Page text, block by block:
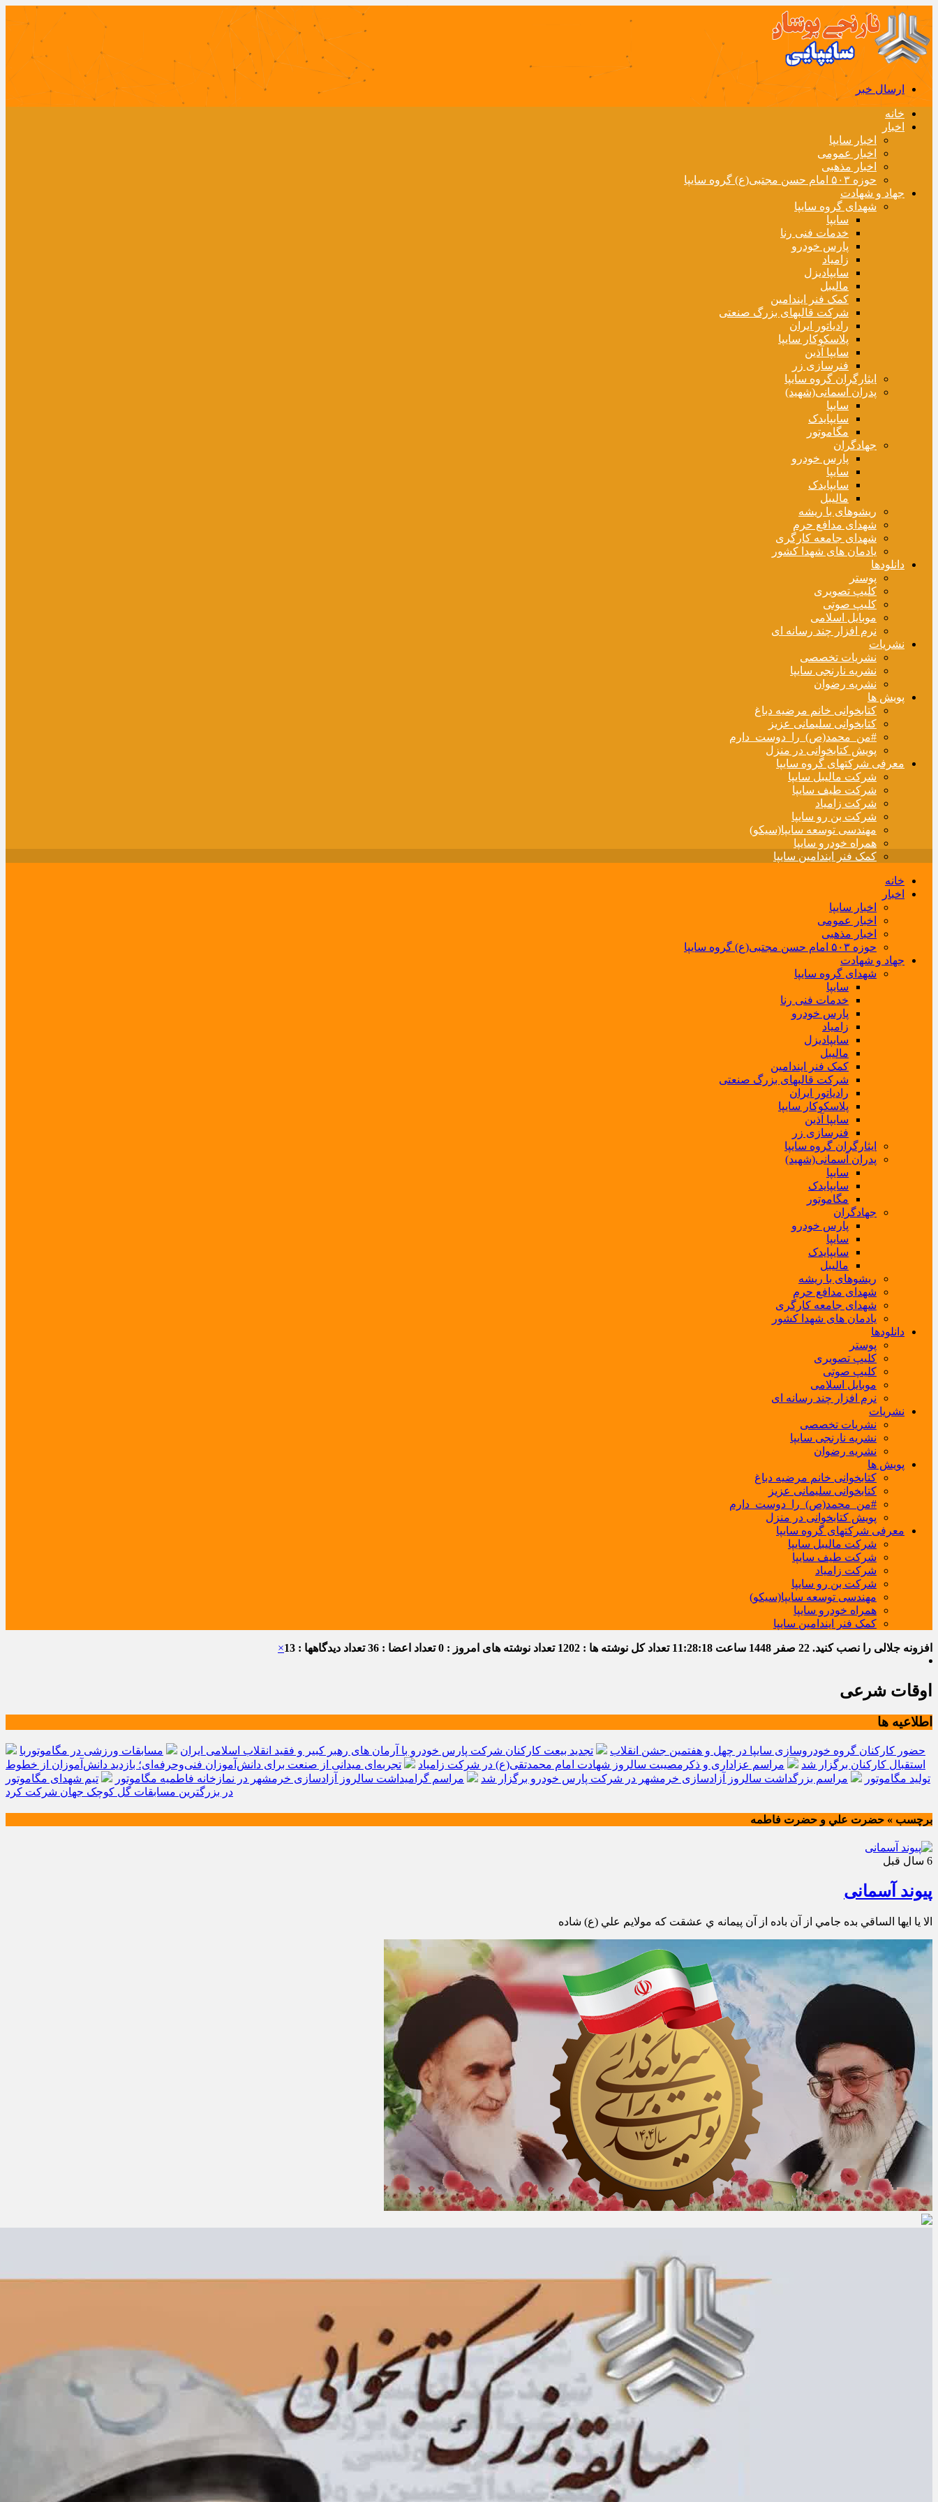
ارسال خبر
خانه
اخبار
اخبار سایپا
اخبار عمومی
اخبار مذهبی
حوزه ۵۰۳ امام حسن مجتبی(ع) گروه سایپا
جهاد و شهادت
شهدای گروه سایپا
سایپا
خدمات فنی رنا
پارس خودرو
زامیاد
سایپادیزل
مالیبل
کمک فنر ایندامین
شرکت قالبهای بزرگ صنعتی
رادیاتور ایران
پلاسکوکار سایپا
سایپا آذین
فنرسازی زر
ایثارگران گروه سایپا
پدران آسمانی(شهید)
سایپا
سایپایدک
مگاموتور
جهادگران
پارس خودرو
سایپا
سایپایدک
مالیبل
ریشوهای با ریشه
شهدای مدافع حرم
شهدای جامعه کارگری
یادمان های شهدا کشور
دانلودها
پوستر
کلیپ تصویری
کلیپ صوتی
موبایل اسلامی
نرم افزار چند رسانه ای
نشریات
نشریات تخصصی
نشریه نارنجی سایپا
نشریه رضوان
پویش ها
کتابخوانی خانم مرضیه دباغ
کتابخوانی سلیمانی عزیز
#من_محمد(ص)_را_دوست_دارم
پویش کتابخوانی در منزل
معرفی شرکتهای گروه سایپا
شرکت مالیبل سایپا
شرکت طیف سایپا
شرکت زامیاد
شرکت بن رو سایپا
مهندسی توسعه سایپا(سیکو)
همراه خودرو سایپا
کمک فنر ایندامین سایپا
خانه
اخبار
اخبار سایپا
اخبار عمومی
اخبار مذهبی
حوزه ۵۰۳ امام حسن مجتبی(ع) گروه سایپا
جهاد و شهادت
شهدای گروه سایپا
سایپا
خدمات فنی رنا
پارس خودرو
زامیاد
سایپادیزل
مالیبل
کمک فنر ایندامین
شرکت قالبهای بزرگ صنعتی
رادیاتور ایران
پلاسکوکار سایپا
سایپا آذین
فنرسازی زر
ایثارگران گروه سایپا
پدران آسمانی(شهید)
سایپا
سایپایدک
مگاموتور
جهادگران
پارس خودرو
سایپا
سایپایدک
مالیبل
ریشوهای با ریشه
شهدای مدافع حرم
شهدای جامعه کارگری
یادمان های شهدا کشور
دانلودها
پوستر
کلیپ تصویری
کلیپ صوتی
موبایل اسلامی
نرم افزار چند رسانه ای
نشریات
نشریات تخصصی
نشریه نارنجی سایپا
نشریه رضوان
پویش ها
کتابخوانی خانم مرضیه دباغ
کتابخوانی سلیمانی عزیز
#من_محمد(ص)_را_دوست_دارم
پویش کتابخوانی در منزل
معرفی شرکتهای گروه سایپا
شرکت مالیبل سایپا
شرکت طیف سایپا
شرکت زامیاد
شرکت بن رو سایپا
مهندسی توسعه سایپا(سیکو)
همراه خودرو سایپا
کمک فنر ایندامین سایپا
افزونه جلالی را نصب کنید. 22 صفر 1448 ساعت 11:28:19 تعداد کل نوشته ها : 1202 تعداد نوشته های امروز : 0 تعداد اعضا : 36 تعداد دیدگاهها : 13 ×
اوقات شرعی
اطلاعیه ها
حضور کارکنان گروه خودروسازی سایپا در چهل و هفتمین جشن انقلاب تجدید بیعت کارکنان شرکت پارس خودرو با آرمان های رهبر کبیر و فقید انقلاب اسلامی ایران
مسابقات ورزشی در مگاموتوربا
استقبال کارکنان برگزار شد
مراسم عزاداری و ذکرمصیبت سالروز شهادت امام محمدتقی(ع) در شرکت زامیاد
تجربه‌ای میدانی از صنعت برای دانش‌آموزان فنی‌وحرفه‌ای؛ بازدید دانش‌آموزان از خطوط
تولید مگاموتور
مراسم بزرگداشت سالروز آزادسازی خرمشهر در شرکت پارس خودرو برگزار شد مراسم گرامیداشت سالروز آزادسازی خرمشهر در نمازخانه فاطمیه مگاموتور
تیم شهدای مگاموتور
در بزرگترین مسابقات گل کوچک جهان شرکت کرد
برچسب » حضرت علي و حضرت فاطمه
6 سال قبل
پیوند آسمانی
الا يا ايھا الساقي بده جامي از آن باده از آن پیمانه ي عشقت كه مولايم علي (ع) شاده